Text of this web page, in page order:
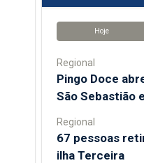
Hoje
Regional
Pingo Doce
São Sebastião
Regional
67 pessoas
ilha Terceira